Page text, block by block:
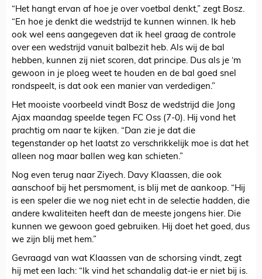
“Het hangt ervan af hoe je over voetbal denkt,” zegt Bosz.
“En hoe je denkt die wedstrijd te kunnen winnen. Ik heb
ook wel eens aangegeven dat ik heel graag de controle
over een wedstrijd vanuit balbezit heb. Als wij de bal
hebben, kunnen zij niet scoren, dat principe. Dus als je ‘m
gewoon in je ploeg weet te houden en de bal goed snel
rondspeelt, is dat ook een manier van verdedigen.”
Het mooiste voorbeeld vindt Bosz de wedstrijd die Jong
Ajax maandag speelde tegen FC Oss (7-0). Hij vond het
prachtig om naar te kijken. “Dan zie je dat die
tegenstander op het laatst zo verschrikkelijk moe is dat het
alleen nog maar ballen weg kan schieten.”
Nog even terug naar Ziyech. Davy Klaassen, die ook
aanschoof bij het persmoment, is blij met de aankoop. “Hij
is een speler die we nog niet echt in de selectie hadden, die
andere kwaliteiten heeft dan de meeste jongens hier. Die
kunnen we gewoon goed gebruiken. Hij doet het goed, dus
we zijn blij met hem.”
Gevraagd van wat Klaassen van de schorsing vindt, zegt
hij met een lach: “Ik vind het schandalig dat-ie er niet bij is.